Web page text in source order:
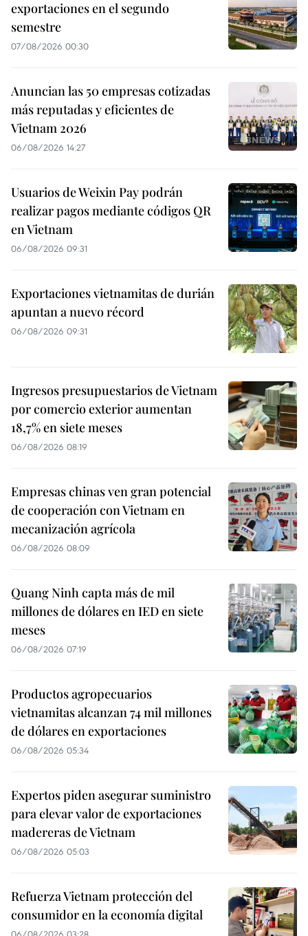
exportaciones en el segundo
semestre
07/08/2026 00:30
Anuncian las 50 empresas cotizadas
más reputadas y eficientes de
Vietnam 2026
06/08/2026 14:27
Usuarios de Weixin Pay podrán
realizar pagos mediante códigos QR
en Vietnam
06/08/2026 09:31
Exportaciones vietnamitas de durián
apuntan a nuevo récord
06/08/2026 09:31
Ingresos presupuestarios de Vietnam
por comercio exterior aumentan
18,7% en siete meses
06/08/2026 08:19
Empresas chinas ven gran potencial
de cooperación con Vietnam en
mecanización agrícola
06/08/2026 08:09
Quang Ninh capta más de mil
millones de dólares en IED en siete
meses
06/08/2026 07:19
Productos agropecuarios
vietnamitas alcanzan 74 mil millones
de dólares en exportaciones
06/08/2026 05:34
Expertos piden asegurar suministro
para elevar valor de exportaciones
madereras de Vietnam
06/08/2026 05:03
Refuerza Vietnam protección del
consumidor en la economía digital